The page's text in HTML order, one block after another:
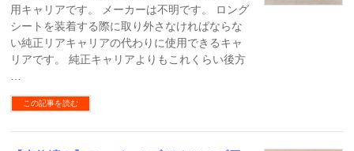
用キャリアです。 メーカーは不明です。 ロング
シートを装着する際に取り外さなければならな
い純正リアキャリアの代わりに使用できるキャ
リアです。 純正キャリアよりもこれくらい後方
この記事を読む